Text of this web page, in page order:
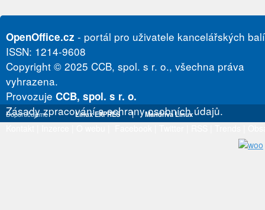
OpenOffice.cz - portál pro uživatele kancelářských
ISSN: 1214-9608
Copyright © 2025 CCB, spol. s r. o., všechna práva
vyhrazena.
Provozuje CCB, spol. s r. o.
Zásady zpracování a ochrany osobních údajů.
Doporučujeme Linux EXPRES | Mandriva Linux